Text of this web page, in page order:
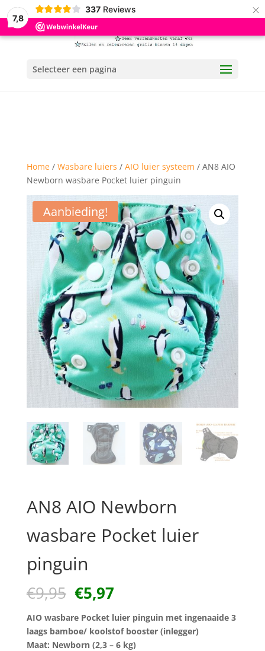
7,8
337 Reviews ×
Selecteer een pagina
Home/ Wasbare luiers / AIO luier systeem / AN8 AIO
Newborn wasbare Pocket luier pinguin
Aanbieding!
AN8 AIO Newborn
wasbare Pocket luier
pinguin
€9,95 Oorspronkelijke
prijs
was:
€9,95.
€5,97Huidige
is:
€5,97.
AIO wasbare Pocket luier pinguin met ingenaaide 3
laags bamboe/ koolstof booster (inlegger)
Maat: Newborn (2,3 – 6 kg)